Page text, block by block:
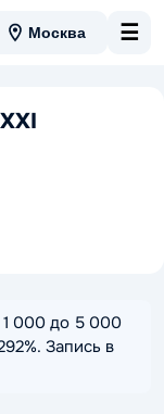
Москва ☰
1 000 до 5 000
Запись в